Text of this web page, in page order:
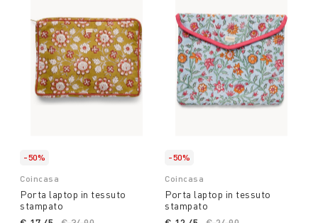
-50%
Coincasa
Porta laptop in tessuto
stampato
-50%
Coincasa
Porta laptop in tessuto
stampato